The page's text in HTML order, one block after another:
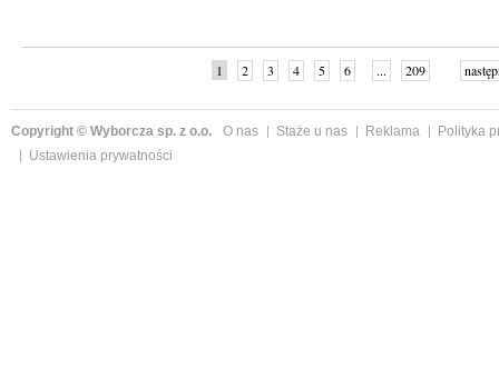
1 2 3 4 5 6 ... 209
Copyright © Wyborcza sp. z o.o. O nas Staże u nas Reklama
Polityka
Ustawienia prywatności